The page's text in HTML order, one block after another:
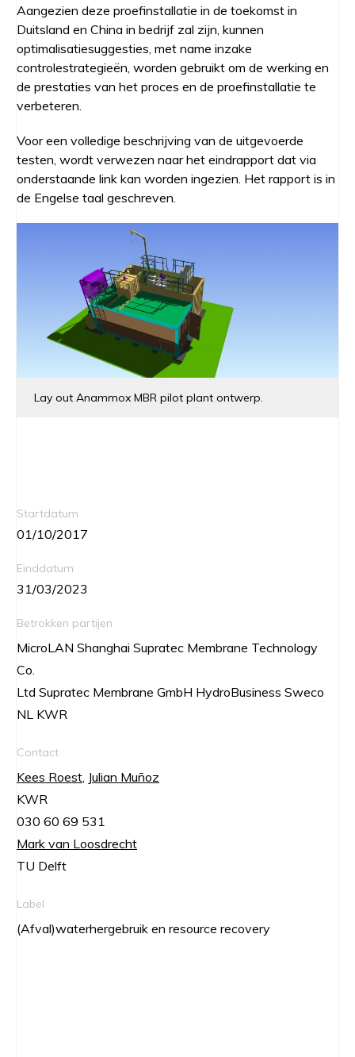
Aangezien deze proefinstallatie in de toekomst in
Duitsland en China in bedrijf zal zijn, kunnen
optimalisatiesuggesties, met name inzake
controlestrategieën, worden gebruikt om de werking en
de prestaties van het proces en de proefinstallatie te
verbeteren.
Voor een volledige beschrijving van de uitgevoerde
testen, wordt verwezen naar het eindrapport dat via
onderstaande link kan worden ingezien. Het rapport is in
de Engelse taal geschreven.
Lay out Anammox MBR pilot plant ontwerp.
Startdatum
01/10/2017
Einddatum
31/03/2023
Betrokken partijen
MicroLAN Shanghai Supratec Membrane Technology
Co.
Ltd Supratec Membrane GmbH HydroBusiness Sweco
NL KWR
Contact
Kees Roest Julian Muñoz
KWR
030 60 69 531
Mark van Loosdrecht
TU Delft
Label
(Afval)waterhergebruik en resource recovery